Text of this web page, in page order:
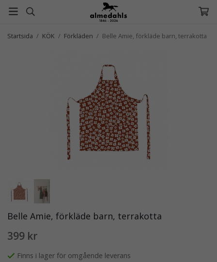
Startsida / KÖK / Förkläden / Belle Amie, förkläde barn, terrakotta
Belle Amie, förkläde barn, terrakotta
399 kr
Finns i lager för omgående leverans